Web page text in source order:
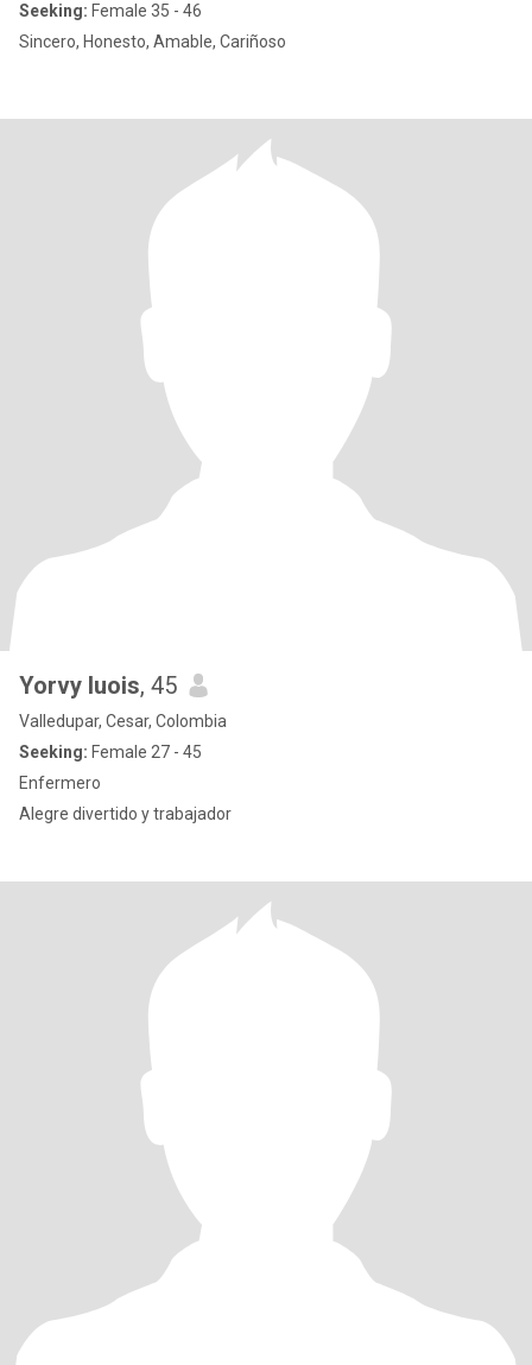
Seeking: Female 35 - 46
Sincero, Honesto, Amable, Cariñoso
Yorvy luois, 45
Valledupar, Cesar, Colombia
Seeking: Female 27 - 45
Enfermero
Alegre divertido y trabajador